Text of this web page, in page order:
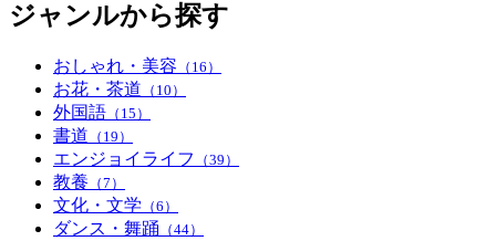
ジャンルから探す
おしゃれ・美容 （16）
お花・茶道 （10）
外国語 （15）
書道 （19）
エンジョイライフ （39）
教養 （7）
文化・文学 （6）
ダンス・舞踊 （44）